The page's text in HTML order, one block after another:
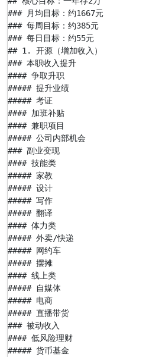
### 月均目标：约1667元
### 每周目标：约385元
### 每日目标：约55元
## 1. 开源（增加收入）
### 本职收入提升
#### 争取升职
##### 提升业绩
##### 考证
#### 加班补贴
#### 兼职项目
##### 公司内部机会
### 副业变现
#### 技能类
##### 家教
##### 设计
##### 写作
##### 翻译
#### 体力类
##### 外卖/快递
##### 网约车
##### 摆摊
#### 线上类
##### 自媒体
##### 电商
##### 直播带货
### 被动收入
#### 低风险理财
##### 货币基金